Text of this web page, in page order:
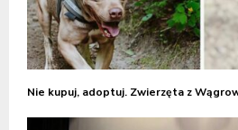
Nie kupuj, adoptuj. Zwierzęta z